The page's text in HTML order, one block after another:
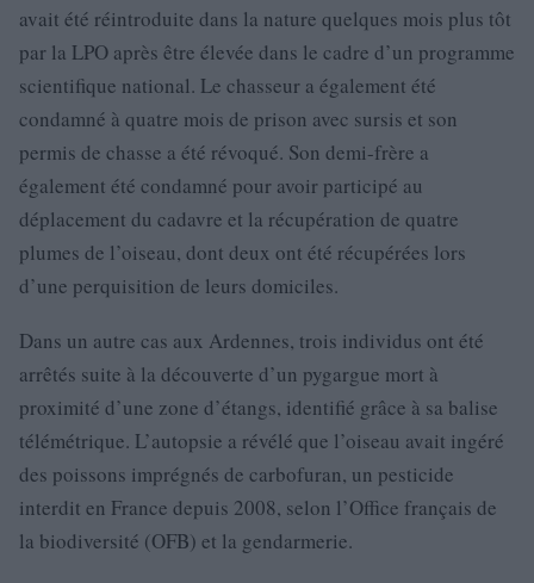
avait été réintroduite dans la nature quelques mois plus tôt
par la LPO après être élevée dans le cadre d’un programme
scientifique national. Le chasseur a également été
condamné à quatre mois de prison avec sursis et son
permis de chasse a été révoqué. Son demi-frère a
également été condamné pour avoir participé au
déplacement du cadavre et la récupération de quatre
plumes de l’oiseau, dont deux ont été récupérées lors
d’une perquisition de leurs domiciles.
Dans un autre cas aux Ardennes, trois individus ont été
arrêtés suite à la découverte d’un pygargue mort à
proximité d’une zone d’étangs, identifié grâce à sa balise
télémétrique. L’autopsie a révélé que l’oiseau avait ingéré
des poissons imprégnés de carbofuran, un pesticide
interdit en France depuis 2008, selon l’Office français de
la biodiversité (OFB) et la gendarmerie.